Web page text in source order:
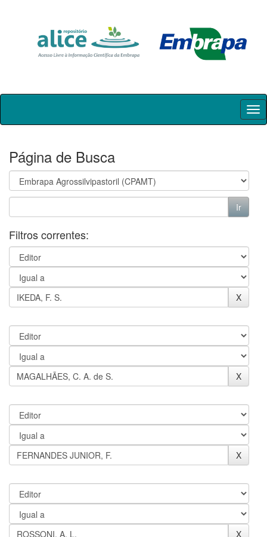
Skip
Página de Busca
Filtros correntes: